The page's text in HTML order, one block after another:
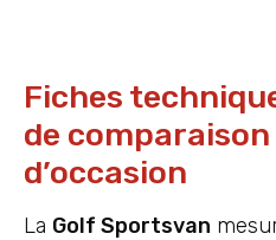
Fiches
de
d’occasion
La Golf Sportsvan